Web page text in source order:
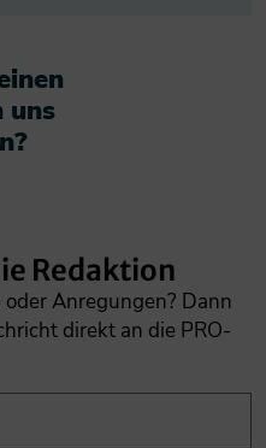
uns
Redaktion
Anregungen? Dann
direkt an die PRO-